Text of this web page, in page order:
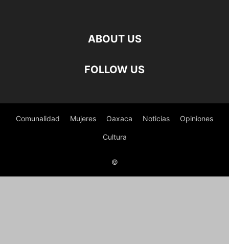
ABOUT US
FOLLOW US
Comunalidad Mujeres Oaxaca Noticias Opiniones
Cultura
©